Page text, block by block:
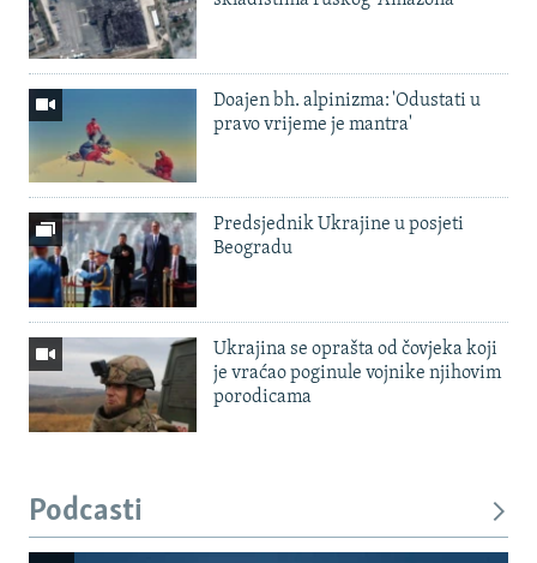
Doajen bh. alpinizma: 'Odustati u
pravo vrijeme je mantra'
Predsjednik Ukrajine u posjeti
Beogradu
Ukrajina se oprašta od čovjeka koji
je vraćao poginule vojnike njihovim
porodicama
Podcasti